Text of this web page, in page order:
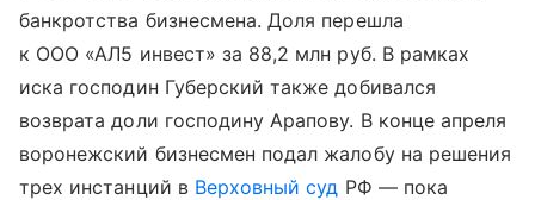
банкротства бизнесмена. Доля перешла
к ООО «АЛ5 инвест» за 88,2 млн руб. В рамках
иска господин Губерский также добивался
возврата доли господину Арапову. В конце апреля
воронежский бизнесмен подал жалобу на решения
трех инстанций в Верховный суд РФ — пока